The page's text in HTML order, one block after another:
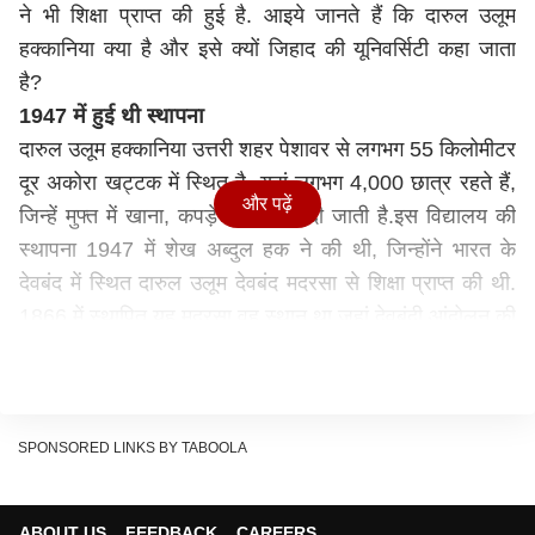
ने भी शिक्षा प्राप्त की हुई है. आइये जानते हैं कि दारुल उलूम
हक्कानिया क्या है और इसे क्यों जिहाद की यूनिवर्सिटी कहा जाता
है?
1947 में हुई थी स्थापना
दारुल उलूम हक्कानिया उत्तरी शहर पेशावर से लगभग 55 किलोमीटर
दूर अकोरा खट्टक में स्थित है. यहां लगभग 4,000 छात्र रहते हैं,
जिन्हें मुफ्त में खाना, कपड़े और शिक्षा दी जाती है.इस विद्यालय की
स्थापना 1947 में शेख अब्दुल हक ने की थी, जिन्होंने भारत के
देवबंद में स्थित दारुल उलूम देवबंद मदरसा से शिक्षा प्राप्त की थी.
एशिया में फैल गए और उन्होंने इस्लाम की शिक्षा देने वाले मदरसे
और पढ़ें
SPONSORED LINKS BY TABOOLA